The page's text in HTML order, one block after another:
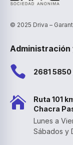
© 2025 Driva –
Administración
 2681

Ruta 101
Chacra
Lunes a
Sábados y